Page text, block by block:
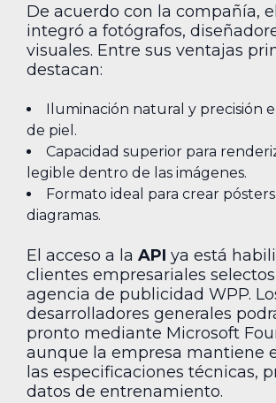
De acuerdo con la compañía,
integró a fotógrafos,
visuales. Entre sus ventajas
destacan:
Iluminación natural y precisión
de piel.
Capacidad superior para
legible dentro de las imágenes.
Formato ideal para crear
diagramas.
El acceso a la API ya está
clientes empresariales
agencia de publicidad WPP.
desarrolladores generales
pronto mediante Microsoft
aunque la empresa mantiene
las especificaciones técnicas,
datos de entrenamiento.